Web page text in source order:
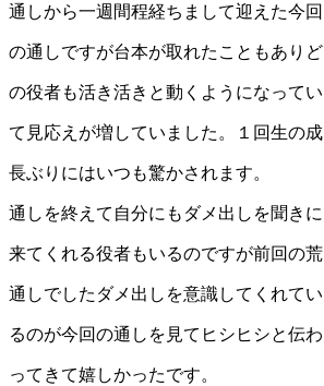
通しから一週間程経ちまして迎えた今回
の通しですが台本が取れたこともありど
の役者も活き活きと動くようになってい
て見応えが増していました。１回生の成
長ぶりにはいつも驚かされます。
通しを終えて自分にもダメ出しを聞きに
来てくれる役者もいるのですが前回の荒
通しでしたダメ出しを意識してくれてい
るのが今回の通しを見てヒシヒシと伝わ
ってきて嬉しかったです。